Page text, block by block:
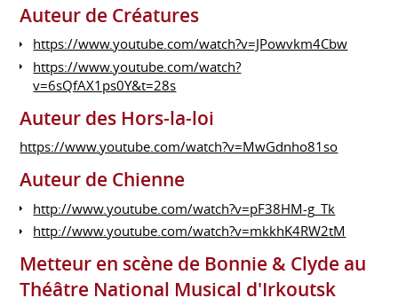
Auteur de Créatures
https://www.youtube.com/watch?v=JPowvkm4Cbw
https://www.youtube.com/watch?
v=6sQfAX1ps0Y&t=28s
Auteur des Hors-la-loi
https://www.youtube.com/watch?v=MwGdnho81so
Auteur de Chienne
http://www.youtube.com/watch?v=pF38HM-g_Tk
http://www.youtube.com/watch?v=mkkhK4RW2tM
Metteur en scène de Bonnie & Clyde au
Théâtre National Musical d'Irkoutsk